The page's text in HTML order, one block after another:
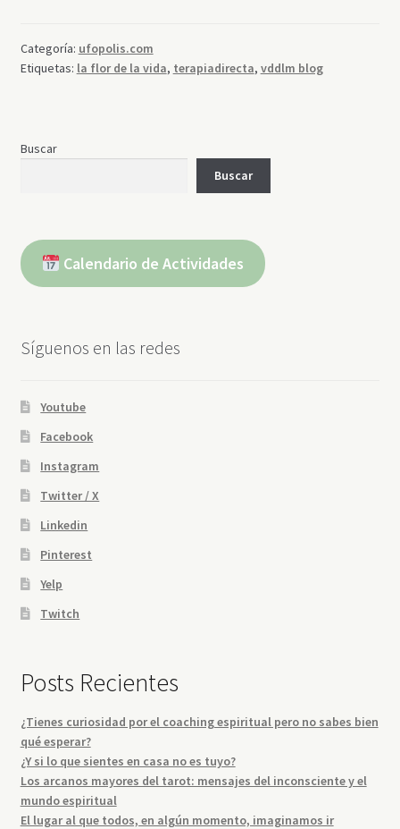
la
Categoría: ufopolis.com
Etiquetas: la flor de la vida, terapiadirecta, vddlm blog
Buscar
Buscar
Calendario de Actividades
Síguenos en las redes
Youtube
Facebook
Instagram
Twitter / X
Linkedin
Pinterest
Yelp
Twitch
Posts Recientes
¿Tienes curiosidad por el coaching espiritual pero no sabes bien
qué esperar?
¿Y si lo que sientes en casa no es tuyo?
Los arcanos mayores del tarot: mensajes del inconsciente y el
mundo espiritual
El lugar al que todos, en algún momento, imaginamos ir